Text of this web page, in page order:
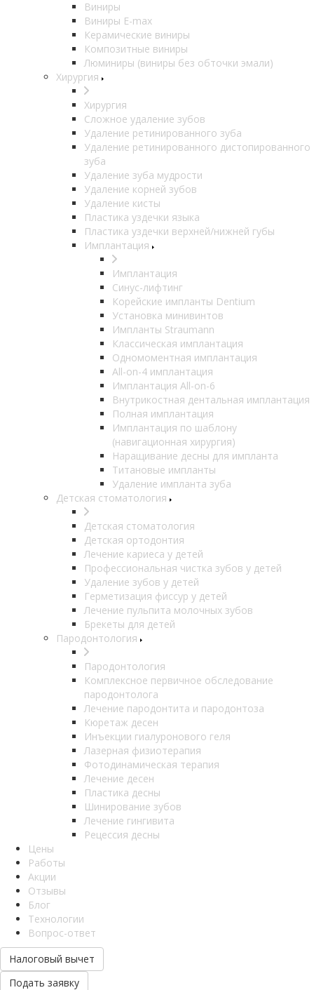
Виниры
Виниры E-max
Керамические виниры
Композитные виниры
Люминиры (виниры без обточки эмали)
Хирургия
Хирургия
Сложное удаление зубов
Удаление ретинированного зуба
Удаление ретинированного дистопированного
зуба
Удаление зуба мудрости
Удаление корней зубов
Удаление кисты
Пластика уздечки языка
Пластика уздечки верхней/нижней губы
Имплантация
Имплантация
Синус-лифтинг
Корейские импланты Dentium
Установка минивинтов
Импланты Straumann
Классическая имплантация
Одномоментная имплантация
All-on-4 имплантация
Имплантация All-on-6
Внутрикостная дентальная имплантация
Полная имплантация
Имплантация по шаблону
(навигационная хирургия)
Наращивание десны для импланта
Титановые импланты
Удаление импланта зуба
Детская стоматология
Детская стоматология
Детская ортодонтия
Лечение кариеса у детей
Профессиональная чистка зубов у детей
Удаление зубов у детей
Герметизация фиссур у детей
Лечение пульпита молочных зубов
Брекеты для детей
Пародонтология
Пародонтология
Комплексное первичное обследование
пародонтолога
Лечение пародонтита и пародонтоза
Кюретаж десен
Инъекции гиалуронового геля
Лазерная физиотерапия
Фотодинамическая терапия
Лечение десен
Пластика десны
Шинирование зубов
Лечение гингивита
Рецессия десны
Цены
Работы
Акции
Отзывы
Блог
Технологии
Вопрос-ответ
Налоговый вычет
Подать заявку